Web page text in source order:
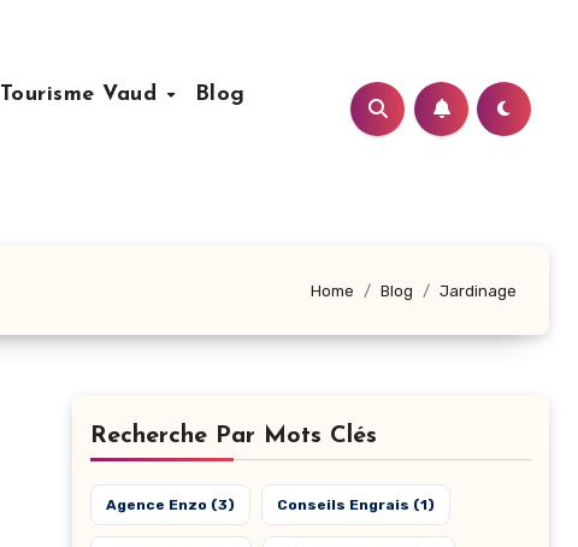
Tourisme Vaud
Blog
Home Blog Jardinage
Recherche Par Mots Clés
Agence Enzo (3) Conseils Engrais (1)